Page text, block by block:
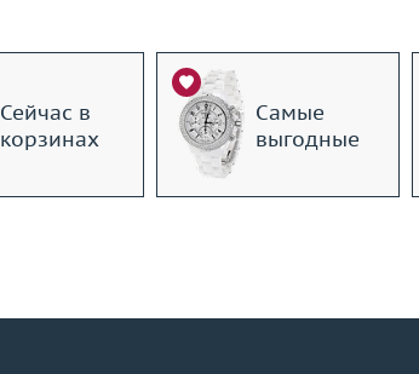
Сейчас в
корзинах
Самые
выгодные